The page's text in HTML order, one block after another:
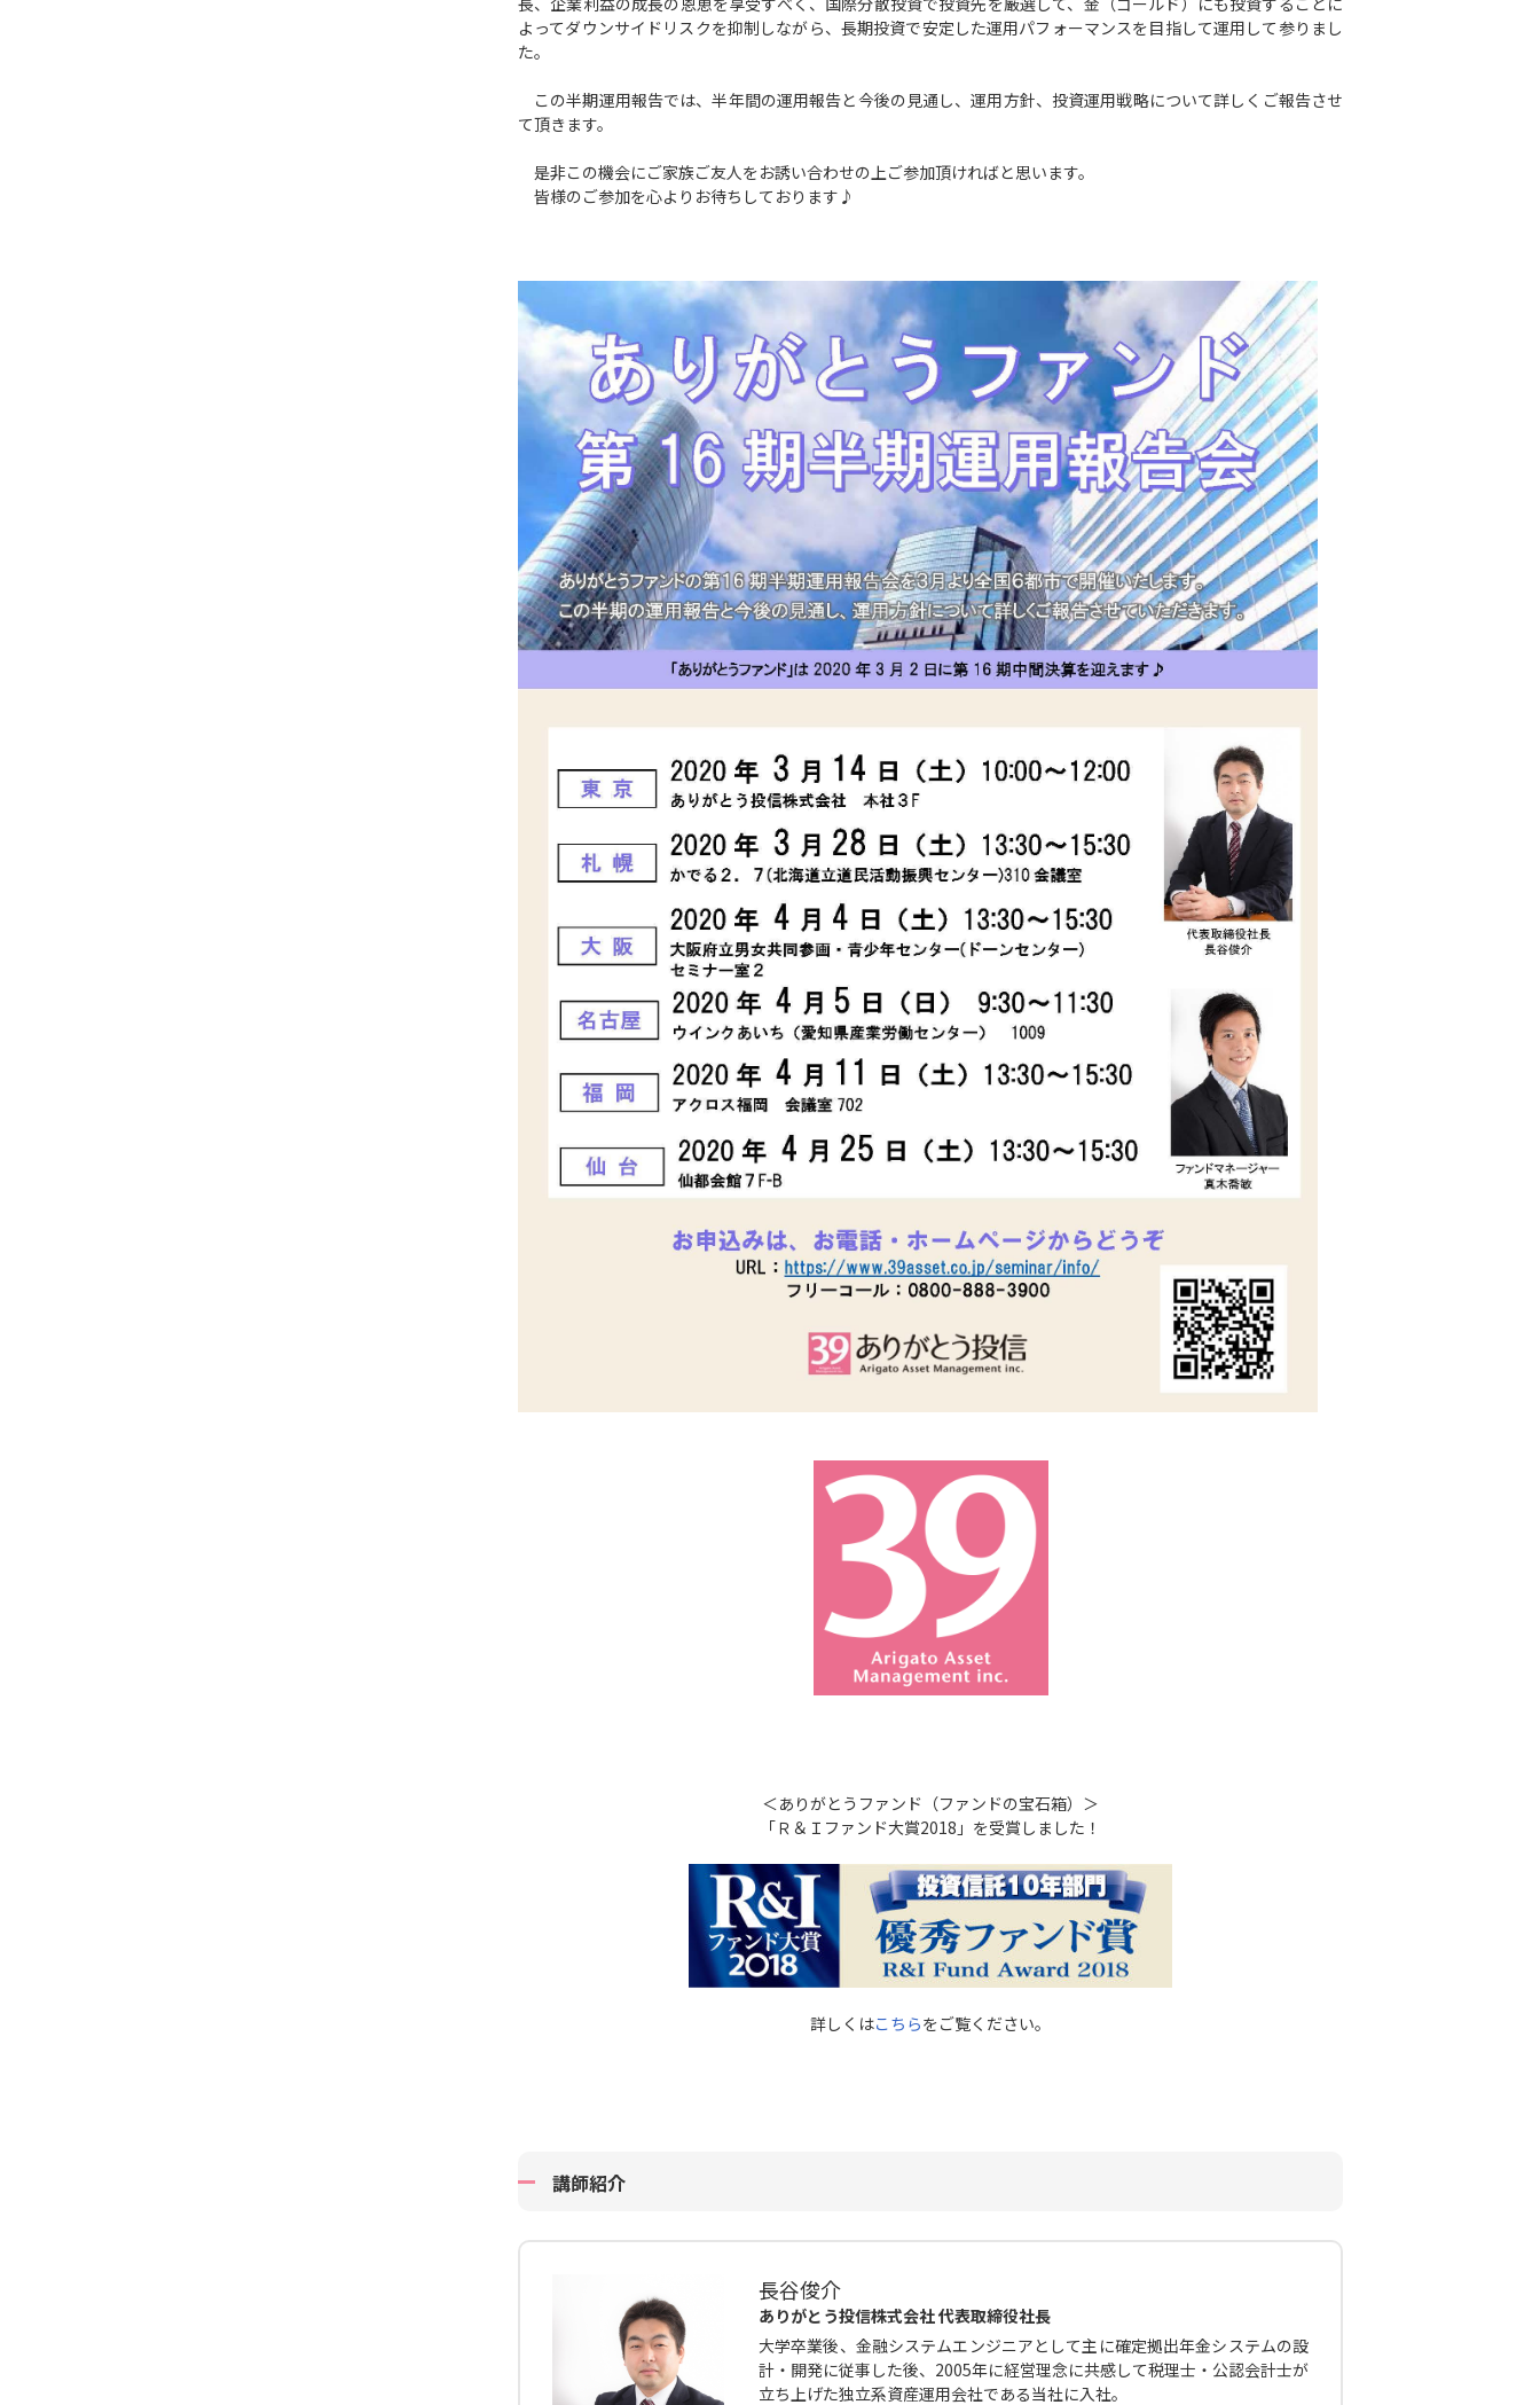
よってダウンサイドリスクを抑制しながら、長期投資で安定した運用パフォーマンスを目指して運用して参りまし
た。
この半期運用報告では、半年間の運用報告と今後の見通し、運用方針、投資運用戦略について詳しくご報告させ
て頂きます。
是非この機会にご家族ご友人をお誘い合わせの上ご参加頂ければと思います。
皆様のご参加を心よりお待ちしております♪
＜ありがとうファンド（ファンドの宝石箱）＞
「Ｒ＆Ｉファンド大賞2018」を受賞しました！
詳しくはこちらをご覧ください。
講師紹介
長谷俊介
ありがとう投信株式会社 代表取締役社長
大学卒業後、金融システムエンジニアとして主に確定拠出年金システムの設
計・開発に従事した後、2005年に経営理念に共感して税理士・公認会計士が
立ち上げた独立系資産運用会社である当社に入社。